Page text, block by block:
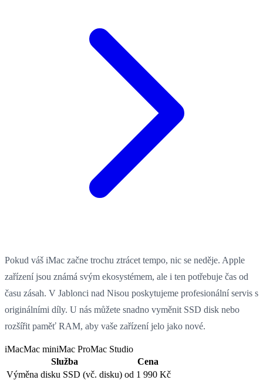
Pokud váš iMac začne trochu ztrácet tempo, nic se neděje. Apple
zařízení jsou známá svým ekosystémem, ale i ten potřebuje čas od
času zásah. V Jablonci nad Nisou poskytujeme profesionální servis s
originálními díly. U nás můžete snadno vyměnit SSD disk nebo
rozšířit paměť RAM, aby vaše zařízení jelo jako nové.
iMacMac miniMac ProMac Studio
Služba
Cena
Výměna disku SSD (vč. disku) od 1 990 Kč